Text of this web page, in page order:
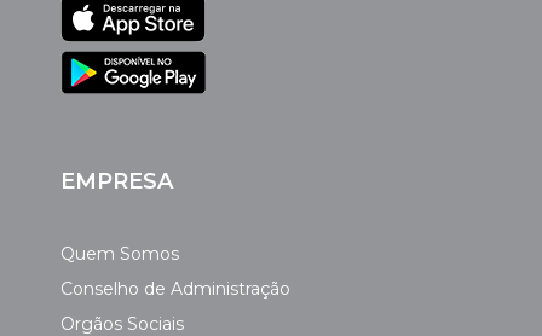
EMPRESA
Quem Somos
Conselho de Administração
Orgãos Sociais